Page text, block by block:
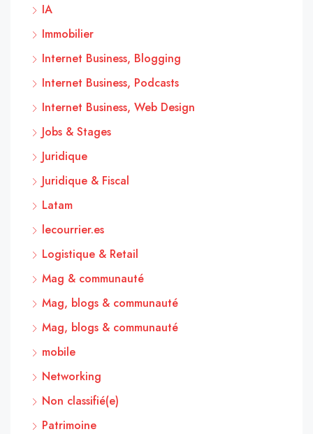
IA
Immobilier
Internet Business, Blogging
Internet Business, Podcasts
Internet Business, Web Design
Jobs & Stages
Juridique
Juridique & Fiscal
Latam
lecourrier.es
Logistique & Retail
Mag & communauté
Mag, blogs & communauté
Mag, blogs & communauté
mobile
Networking
Non classifié(e)
Patrimoine